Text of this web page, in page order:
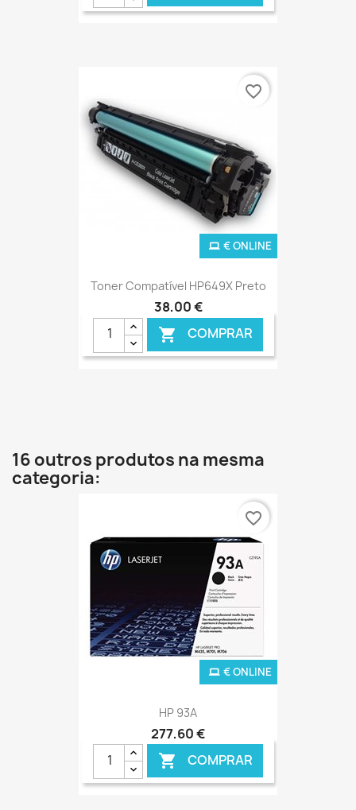
Toner Compatível HP649X Preto
38,00 €
 COMPRAR
€ ONLINE
favorite_border
16 outros produtos na mesma
categoria:
HP 93A
277,60 €
 COMPRAR
€ ONLINE
favorite_border